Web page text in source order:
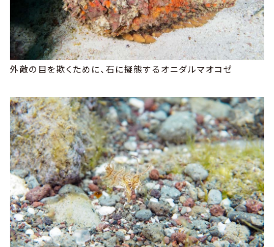
外敵の目を欺くために、石に擬態するオニダルマオコゼ